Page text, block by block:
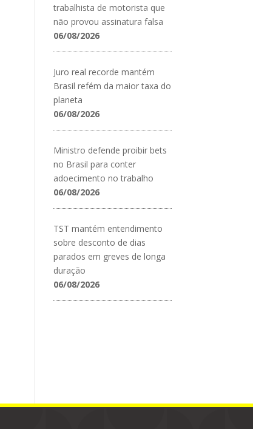
trabalhista de motorista que
não provou assinatura falsa
06/08/2026
Juro real recorde mantém
Brasil refém da maior taxa do
planeta
06/08/2026
Ministro defende proibir bets
no Brasil para conter
adoecimento no trabalho
06/08/2026
TST mantém entendimento
sobre desconto de dias
parados em greves de longa
duração
06/08/2026